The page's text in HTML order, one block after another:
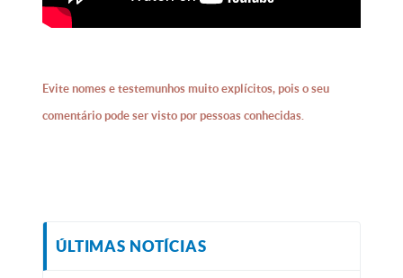
Evite nomes e testemunhos muito explícitos, pois o seu
comentário pode ser visto por pessoas conhecidas.
ÚLTIMAS NOTÍCIAS